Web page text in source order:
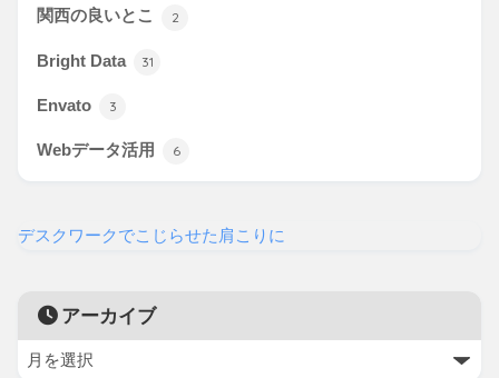
関西の良いとこ 2
Bright Data 31
Envato 3
Webデータ活用 6
デスクワークでこじらせた肩こりに
アーカイブ